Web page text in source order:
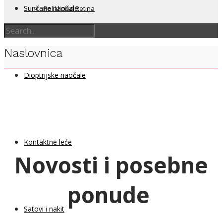
Sunčane naočale
Dioptrijske naočale
Kontaktne leće
Satovi i nakit
Poliklinika Retina
Naslovnica
Novosti i posebne
ponude